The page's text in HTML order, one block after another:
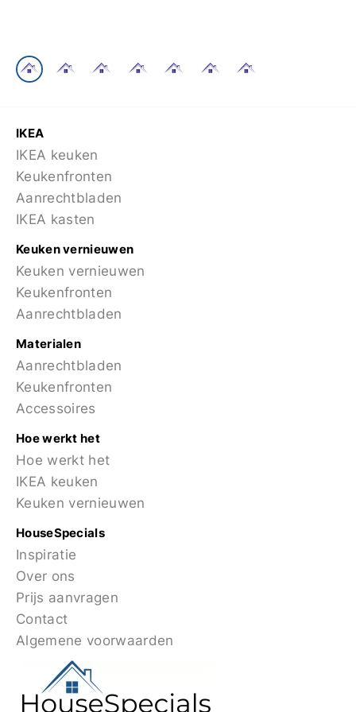
IKEA
IKEA keuken
Keukenfronten
Aanrechtbladen
IKEA kasten
Keuken vernieuwen
Keuken vernieuwen
Keukenfronten
Aanrechtbladen
Materialen
Aanrechtbladen
Keukenfronten
Accessoires
Hoe werkt het
Hoe werkt het
IKEA keuken
Keuken vernieuwen
HouseSpecials
Inspiratie
Over ons
Prijs aanvragen
Contact
Algemene voorwaarden